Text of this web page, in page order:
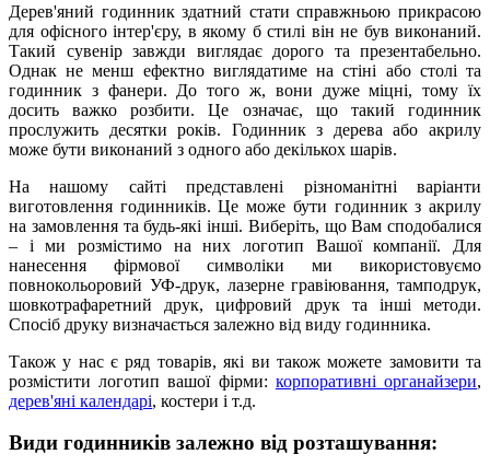
Дерев'яний годинник здатний стати справжньою прикрасою
для офісного інтер'єру, в якому б стилі він не був виконаний.
Такий сувенір завжди виглядає дорого та презентабельно.
Однак не менш ефектно виглядатиме на стіні або столі та
годинник з фанери. До того ж, вони дуже міцні, тому їх
досить важко розбити. Це означає, що такий годинник
прослужить десятки років. Годинник з дерева або акрилу
може бути виконаний з одного або декількох шарів.
На нашому сайті представлені різноманітні варіанти
виготовлення годинників. Це може бути годинник з акрилу
на замовлення та будь-які інші. Виберіть, що Вам сподобалися
– і ми розмістимо на них логотип Вашої компанії. Для
нанесення фірмової символіки ми використовуємо
повнокольоровий УФ-друк, лазерне гравіювання, тамподрук,
шовкотрафаретний друк, цифровий друк та інші методи.
Спосіб друку визначається залежно від виду годинника.
Також у нас є ряд товарів, які ви також можете замовити та
розмістити логотип вашої фірми: корпоративні органайзери,
дерев'яні календарі, костери і т.д.
Види годинників залежно від розташування: